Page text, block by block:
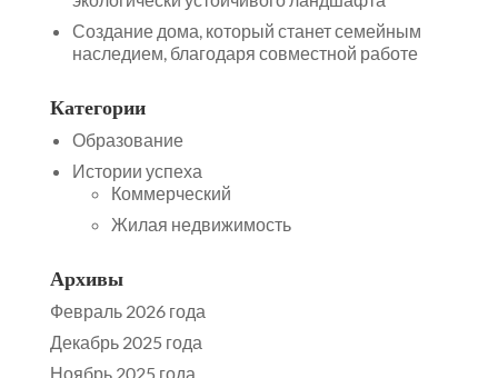
Создание дома, который станет семейным
наследием, благодаря совместной работе
Категории
Образование
Истории успеха
Коммерческий
Жилая недвижимость
Архивы
Февраль 2026 года
Декабрь 2025 года
Ноябрь 2025 года